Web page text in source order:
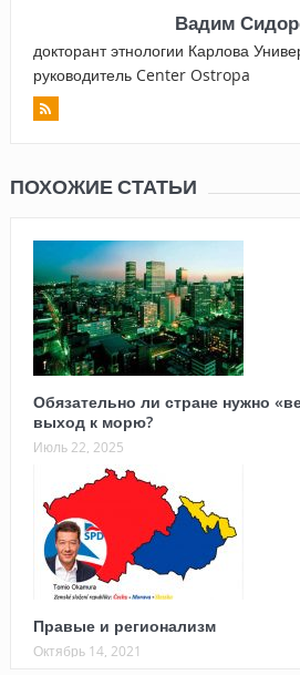
Вадим
докторант этнологии Карлова
руководитель Center Ostropa
ПОХОЖИЕ СТАТЬИ
Обязательно ли стране нужно
выход к морю?
Июль 22, 2025
Правые и регионализм
Октябрь 14, 2021